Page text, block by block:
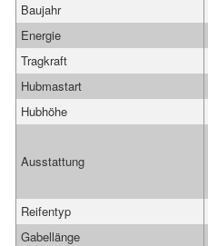
Baujahr
Energie
Tragkraft
Hubmastart
Hubhöhe
Ausstattung
Reifentyp
Gabellänge